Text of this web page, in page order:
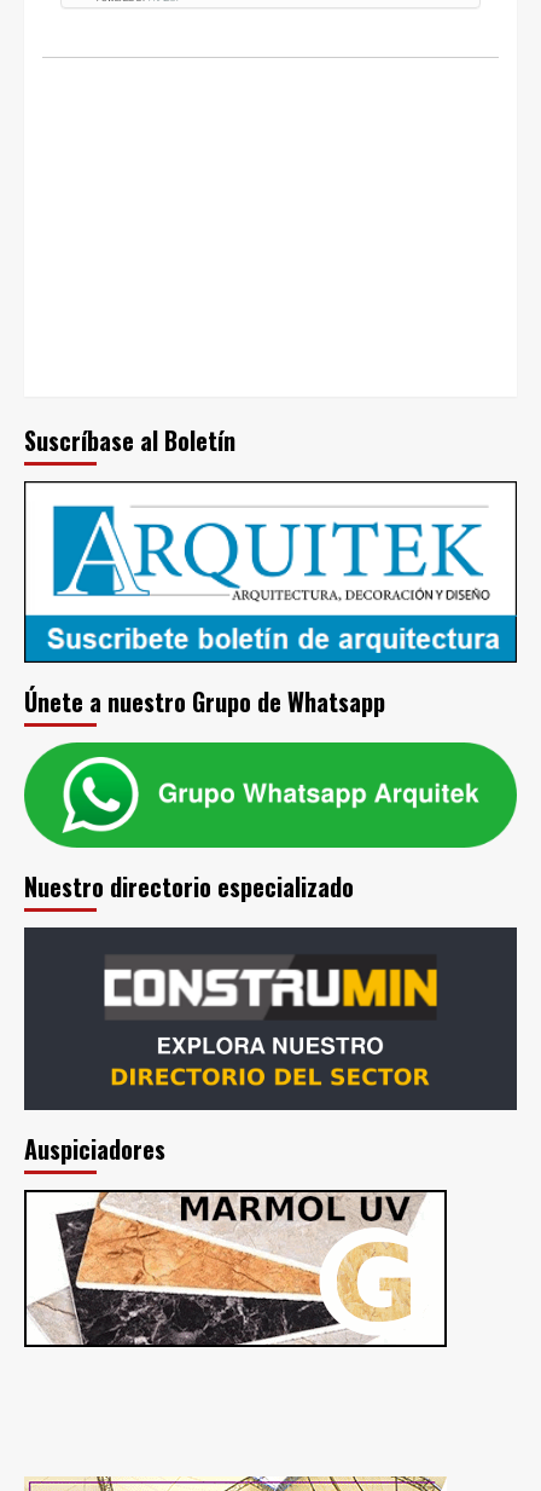
Suscríbase al Boletín
Únete a nuestro Grupo de Whatsapp
Nuestro directorio especializado
Auspiciadores